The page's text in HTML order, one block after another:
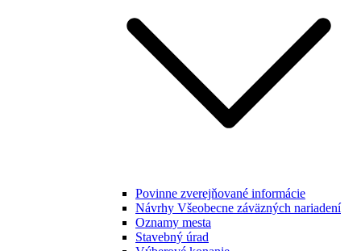
Povinne zverejňované informácie
Návrhy Všeobecne záväzných nariadení
Oznamy mesta
Stavebný úrad